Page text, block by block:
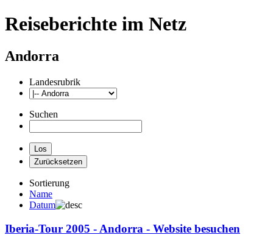
Reiseberichte im Netz
Andorra
Landesrubrik
Suchen
Sortierung
Name
Datum
Iberia-Tour 2005 - Andorra - Website besuchen